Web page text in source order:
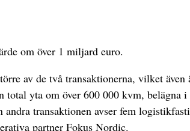
om över 1 miljard euro.
av de två transaktionerna, vilket även
yta om över 600 000 kvm, belägna
transaktionen avser fem
partner Fokus Nordic.